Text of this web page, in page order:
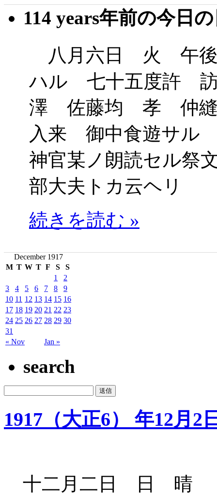
114 years年前の今日
八月六日 火 午後
ハル 七十五度許
澤 佐藤均 孝 仲縫
入来 御中食遊サル
神官某ノ朗読セル祭
部大夫トカ云ヘリ
続きを読む »
December 1917
M T W T F S S
« Nov Jan »
1
2
3
4 5 6 7 8
9
10 11 12 13 14 15 16
17 18 19 20 21 22 23
24 25 26 27 28 29 30
31
search
1917（大正6） 年12月2
十二月二日 日 晴